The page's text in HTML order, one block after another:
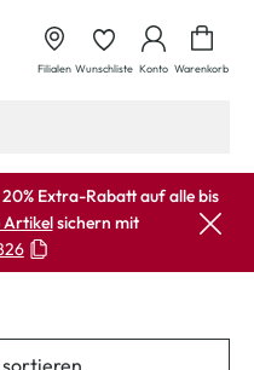
Filialen Wunschliste Konto Warenkorb
Extra-Rabatt auf alle bis
Artikelsichern mit